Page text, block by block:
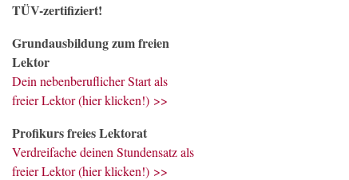
TÜV-zertifiziert!
Grundausbildung zum freien
Lektor
Dein nebenberuflicher Start als
freier Lektor (hier klicken!) >>
Profikurs freies Lektorat
Verdreifache deinen Stundensatz als
freier Lektor (hier klicken!) >>